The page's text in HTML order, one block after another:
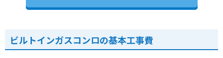
ビルトインガスコンロの基本工事費